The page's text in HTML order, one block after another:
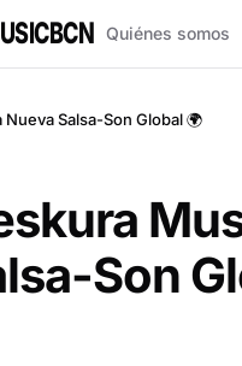
Quiénes somos
Salsa-Son Global 🌍
Son